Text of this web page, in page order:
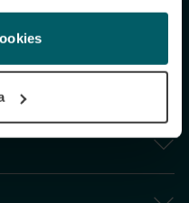
cookies medan du
användningen av
när som helst.